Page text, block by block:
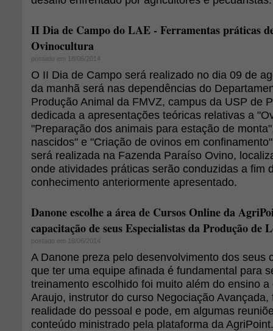
II Dia de Campo do LAE - Ferramentas práticas
Ovinocultura
postado em 18/06/2014
O II Dia de Campo será realizado no dia 09 de
da manhã será nas dependências do
Produção Animal da FMVZ, campus da USP de
dedicada a apresentações teóricas relativas a
"Preparação dos animais para estação de
nascidos" e "Criação de ovinos em
será realizada na Fazenda Paraíso Ovino,
onde atividades práticas serão conduzidas a fim
conhecimento anteriormente apresentado.
Danone escolhe a área de Cursos Online da
capacitação de seus Especialistas da Produção de
postado em 18/06/2014
A Danone preza pelo desenvolvimento dos seus
que ter uma equipe afinada é fundamental para
treinamento escolhido foi muito além do ensino
Araujo, instrutor do curso Negociação
realidade do pessoal e pode, em algumas
conteúdo ministrado pela plataforma da AgriPoint.